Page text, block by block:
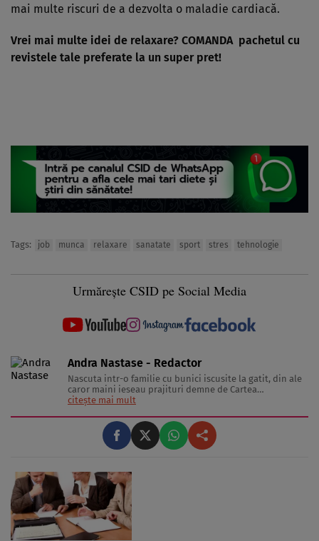
mai multe riscuri de a dezvolta o maladie cardiacă.
Vrei mai multe idei de relaxare? COMANDA pachetul cu
revistele tale preferate la un super pret!
Tags: job munca relaxare sanatate sport stres tehnologie
Urmărește CSID pe Social Media
Andra Nastase - Redactor
Nascuta intr-o familie cu bunici iscusite la gatit, din ale
caror maini ieseau prajituri demne de Cartea
Recordurilor categoria Gusturi Divine, inzestrata cu un
indragostita de tot ce inseamna delicatesa pe lumea
asta, Pofticioasa scrie despre telina ...
citește mai mult